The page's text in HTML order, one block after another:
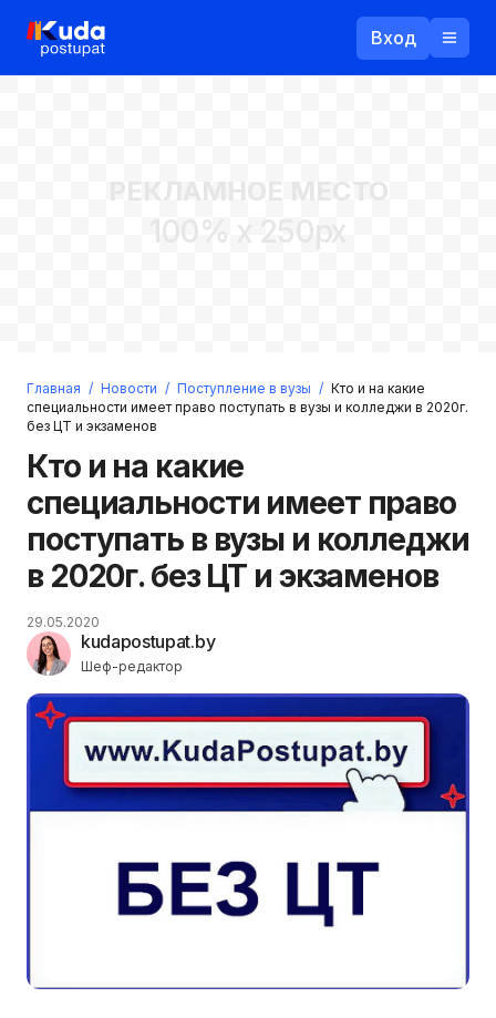
Вход
Войти
РЕКЛАМНОЕ МЕСТО
100% x 250px
Главная / Новости / Поступление в вузы / Кто и на какие
специальности имеет право поступать в вузы и колледжи в 2020г.
без ЦТ и экзаменов
Кто и на какие
специальности имеет право
поступать в вузы и колледжи
в 2020г. без ЦТ и экзаменов
kudapostupat.by
Шеф-редактор
29.05.2020